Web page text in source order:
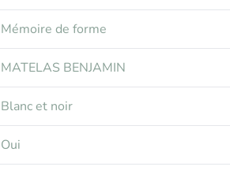
Mémoire de forme
MATELAS BENJAMIN
Blanc et noir
Oui